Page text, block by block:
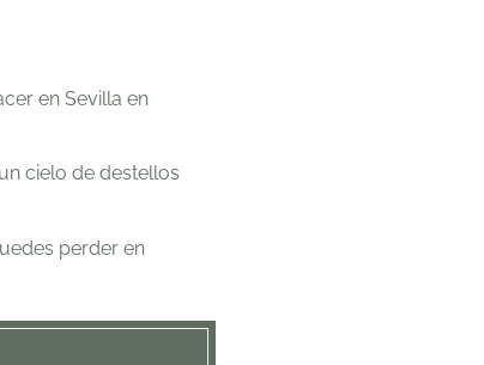
en Sevilla en
cielo de destellos
perder en